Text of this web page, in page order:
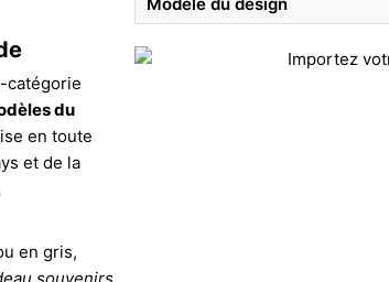
catégorie
du
en toute
et de la
en gris,